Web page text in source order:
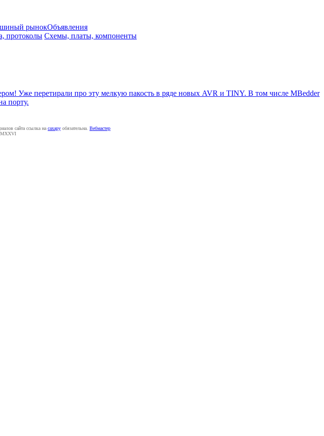
рынокОбъявления
протоколы Схемы, платы, компоненты
Уже перетирали про эту мелкую пакость в ряде новых AVR и TINY. В том числе MBedder
порту.
сайта ссылка на caxapу обязательна. Вебмастер